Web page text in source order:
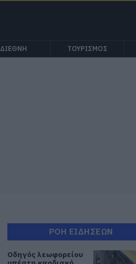
ΔΙΕΘΝΗ ΤΟΥΡΙΣΜΟΣ
ΡΟΗ ΕΙΔΗΣΕΩΝ
Οδηγός λεωφορείου